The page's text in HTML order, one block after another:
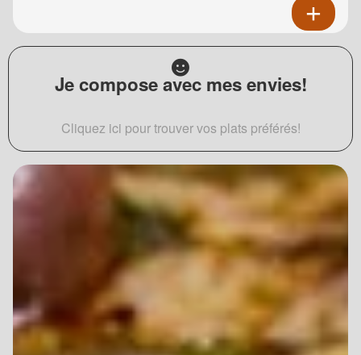
Je compose avec mes envies!
Cliquez ici pour trouver vos plats préférés!